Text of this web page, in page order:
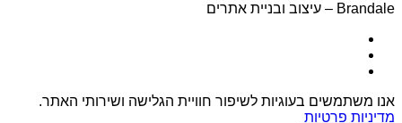
Brandale – עיצוב ובניית אתרים
אנו משתמשים בעוגיות לשיפור חוויית הגלישה ושירותי האתר.
מדיניות פרטיות